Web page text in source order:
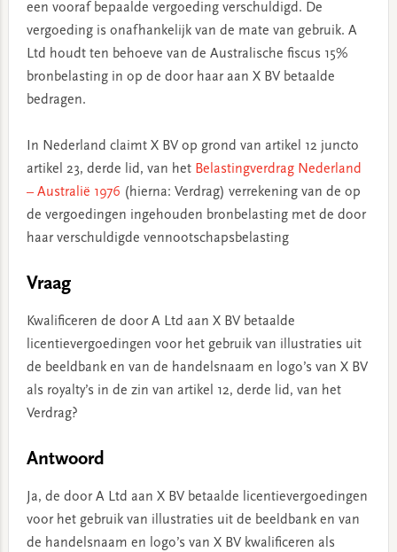
een vooraf bepaalde vergoeding verschuldigd. De
vergoeding is onafhankelijk van de mate van gebruik. A
Ltd houdt ten behoeve van de Australische fiscus 15%
bronbelasting in op de door haar aan X BV betaalde
bedragen.
In Nederland claimt X BV op grond van artikel 12 juncto
artikel 23, derde lid, van het Belastingverdrag Nederland
– Australië 1976 (hierna: Verdrag) verrekening van de op
de vergoedingen ingehouden bronbelasting met de door
haar verschuldigde vennootschapsbelasting
Vraag
Kwalificeren de door A Ltd aan X BV betaalde
licentievergoedingen voor het gebruik van illustraties uit
de beeldbank en van de handelsnaam en logo’s van X BV
als royalty’s in de zin van artikel 12, derde lid, van het
Verdrag?
Antwoord
Ja, de door A Ltd aan X BV betaalde licentievergoedingen
voor het gebruik van illustraties uit de beeldbank en van
de handelsnaam en logo’s van X BV kwalificeren als